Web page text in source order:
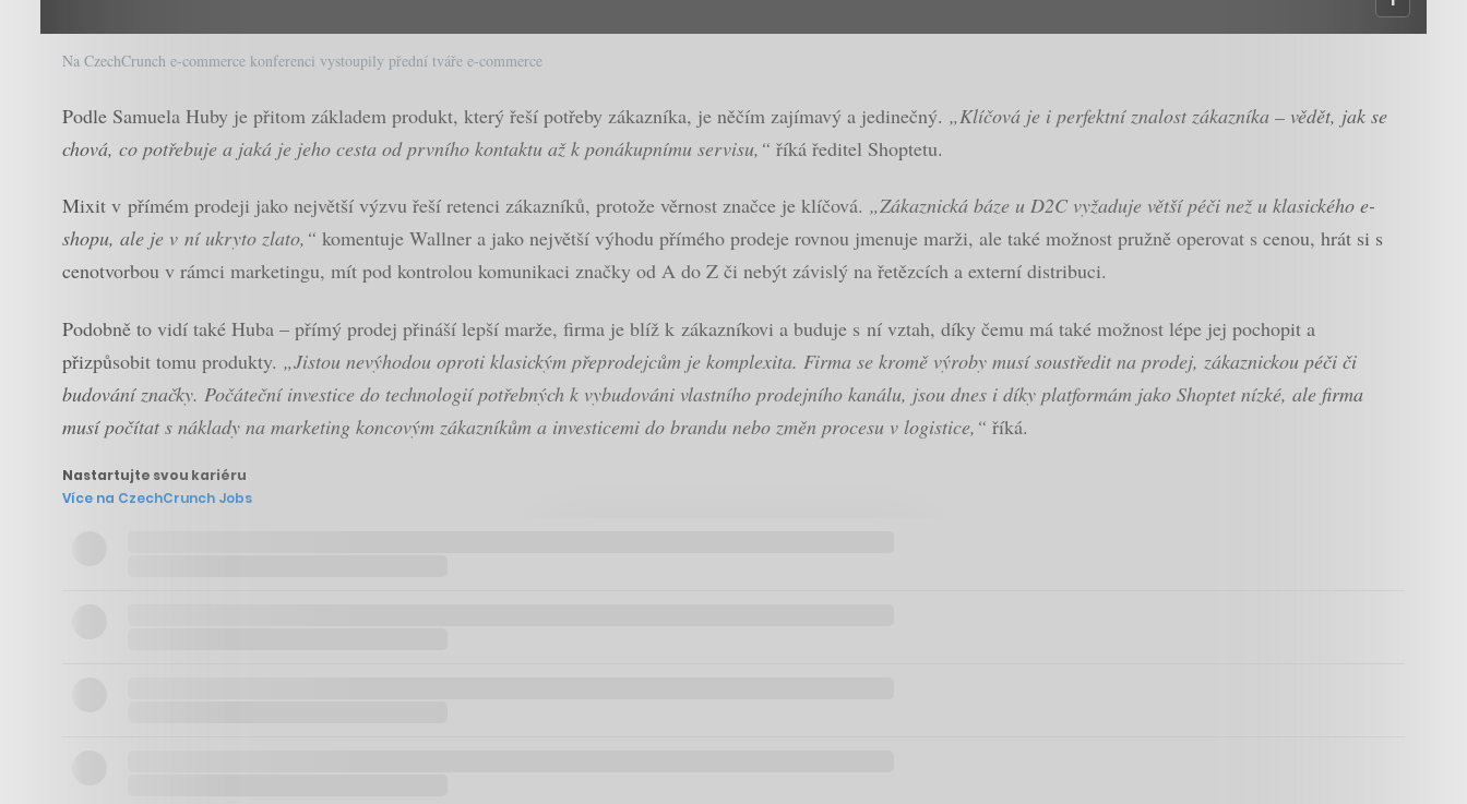
Na CzechCrunch e-commerce konferenci vystoupily přední tváře e-commerce
Podle Samuela Huby je přitom základem produkt, který řeší potřeby zákazníka, je něčím zajímavý a jedinečný. „Klíčová je i perfektní znalost zákazníka – vědět, jak se
chová, co potřebuje a jaká je jeho cesta od prvního kontaktu až k ponákupnímu servisu,“ říká ředitel Shoptetu.
Mixit v přímém prodeji jako největší výzvu řeší retenci zákazníků, protože věrnost značce je klíčová. „Zákaznická báze u D2C vyžaduje větší péči než u klasického e-
shopu, ale je v ní ukryto zlato,“ komentuje Wallner a jako největší výhodu přímého prodeje rovnou jmenuje marži, ale také možnost pružně operovat s cenou, hrát si s
cenotvorbou v rámci marketingu, mít pod kontrolou komunikaci značky od A do Z či nebýt závislý na řetězcích a externí distribuci.
Podobně to vidí také Huba – přímý prodej přináší lepší marže, firma je blíž k zákazníkovi a buduje s ní vztah, díky čemu má také možnost lépe jej pochopit a
přizpůsobit tomu produkty. „Jistou nevýhodou oproti klasickým přeprodejcům je komplexita. Firma se kromě výroby musí soustředit na prodej, zákaznickou péči či
budování značky. Počáteční investice do technologií potřebných k vybudováni vlastního prodejního kanálu, jsou dnes i díky platformám jako Shoptet nízké, ale firma
musí počítat s náklady na marketing koncovým zákazníkům a investicemi do brandu nebo změn procesu v logistice,“ říká.
Nastartujte svou kariéru
Více na CzechCrunch Jobs